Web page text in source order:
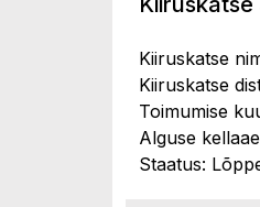
Kiiruskatse
Kiiruskatse
Toimumise
Alguse
Staatus: